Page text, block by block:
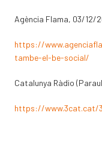
Agència Flama, 03/12/
https://
tambe-el-be-social/
Catalunya Ràdio
https://www.3cat.cat/